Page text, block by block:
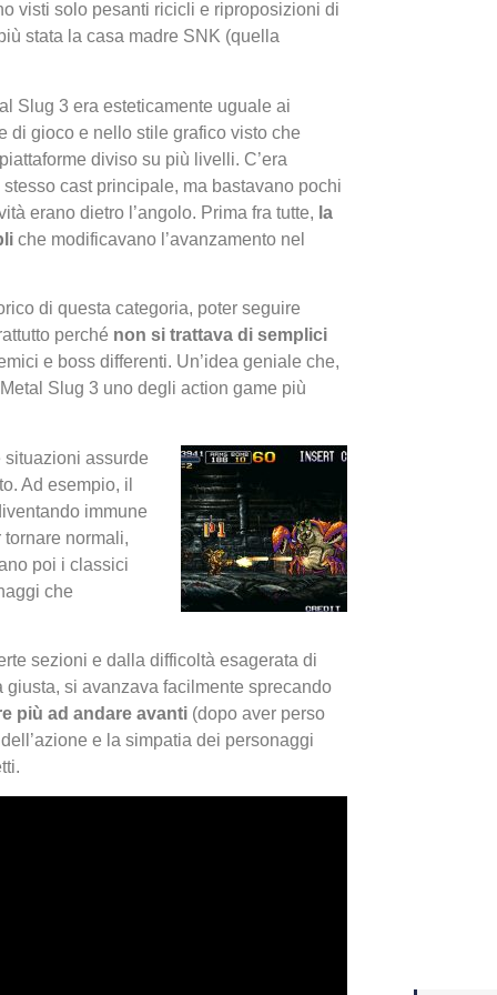
visti solo pesanti ricicli e riproposizioni di
stata la casa madre SNK (quella
Slug 3 era esteticamente uguale ai
di gioco e nello stile grafico visto che
diviso su più livelli. C’era
cast principale, ma bastavano pochi
erano dietro l’angolo. Prima fra tutte, la
che modificavano l’avanzamento nel
di questa categoria, poter seguire
perché non si trattava di semplici
e boss differenti. Un’idea geniale che,
Slug 3 uno degli action game più
situazioni assurde
Ad esempio, il
immune
normali,
poi i classici
che
sezioni e dalla difficoltà esagerata di
si avanzava facilmente sprecando
più ad andare avanti (dopo aver perso
e la simpatia dei personaggi